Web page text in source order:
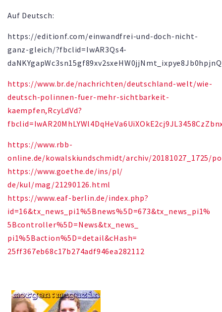
Auf Deutsch:
https://editionf.com/einwandfrei-und-doch-nicht-
ganz-gleich/?fbclid=IwAR3Qs4-
https://www.br.de/nachrichten/deutschland-welt/wie-
deutsch-polinnen-fuer-mehr-sichtbarkeit-
kaempfen,RcyLdVd?
https://www.rbb-
online.de/kowalskiundschmidt/archiv/20181027_1725/
https://www.goethe.de/ins/pl/
de/kul/mag/21290126.html
https://www.eaf-berlin.de/index.php?
id=16&tx_news_pi1%5Bnews%5D=673&tx_news_pi1%
5Bcontroller%5D=News&tx_news_
pi1%5Baction%5D=detail&cHash=
25ff367eb68c17b274adf946ea282112